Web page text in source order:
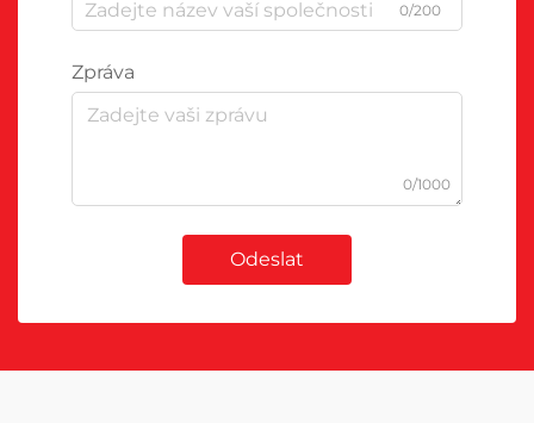
0/200
Zpráva
0/1000
Odeslat